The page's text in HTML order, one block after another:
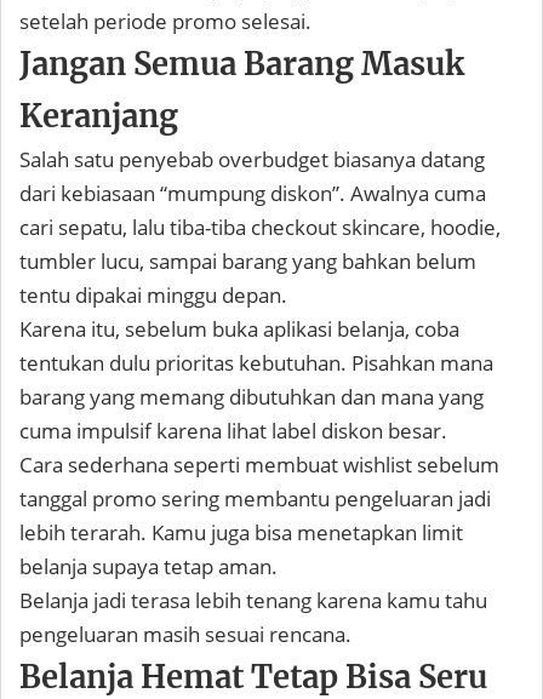
setelah periode promo selesai.
Jangan Semua Barang Masuk
Keranjang
Salah satu penyebab overbudget biasanya datang
dari kebiasaan “mumpung diskon”. Awalnya cuma
cari sepatu, lalu tiba-tiba checkout skincare, hoodie,
tumbler lucu, sampai barang yang bahkan belum
tentu dipakai minggu depan.
Karena itu, sebelum buka aplikasi belanja, coba
tentukan dulu prioritas kebutuhan. Pisahkan mana
barang yang memang dibutuhkan dan mana yang
cuma impulsif karena lihat label diskon besar.
Cara sederhana seperti membuat wishlist sebelum
tanggal promo sering membantu pengeluaran jadi
lebih terarah. Kamu juga bisa menetapkan limit
belanja supaya tetap aman.
Belanja jadi terasa lebih tenang karena kamu tahu
pengeluaran masih sesuai rencana.
Belanja Hemat Tetap Bisa Seru